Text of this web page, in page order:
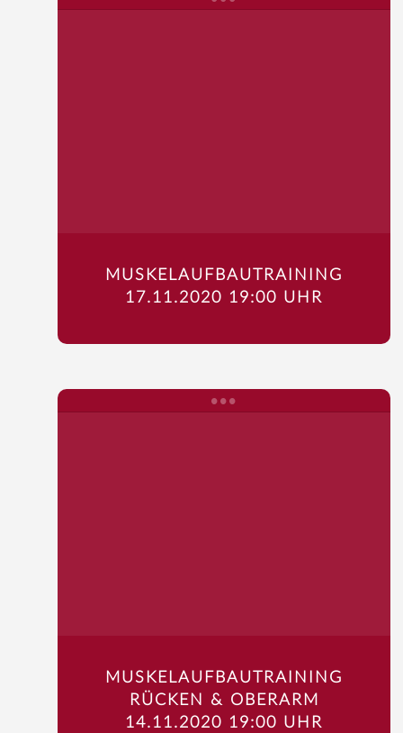
MUSKELAUFBAUTRAINING
17.11.2020 19:00 UHR
MUSKELAUFBAUTRAINING
RÜCKEN & OBERARM
14.11.2020 19:00 UHR